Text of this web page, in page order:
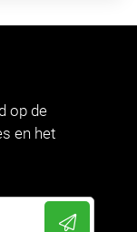
op de
en het